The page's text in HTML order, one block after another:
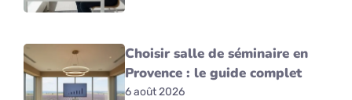
Choisir salle de séminaire en
Provence : le guide complet
6 août 2026